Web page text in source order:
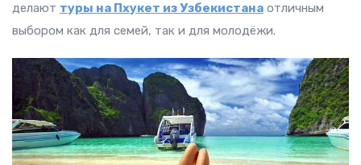
делают туры на Пхукет из Узбекистана отличным
выбором как для семей, так и для молодёжи.